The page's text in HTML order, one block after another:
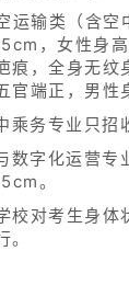
运输类（含空
，女性身
痕，全身无
官端正，男
乘务专业只招
数字化运营专
。
校对考生身